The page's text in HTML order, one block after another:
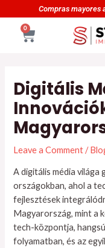
to
content
Compras mayores a
0
CART
Digitális
Leave a Comment /
A digitális média világa
országokban, ahol a
fejlesztések
Magyarország, mint a
tech-központja,
folyamatban, és az
Navegación
de
entradas